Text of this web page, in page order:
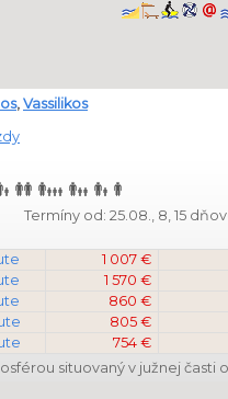
, Vassilikos
Termíny od: 25.08., 8, 15
1 007 €
1 570 €
860 €
805 €
754 €
situovaný v južnej časti